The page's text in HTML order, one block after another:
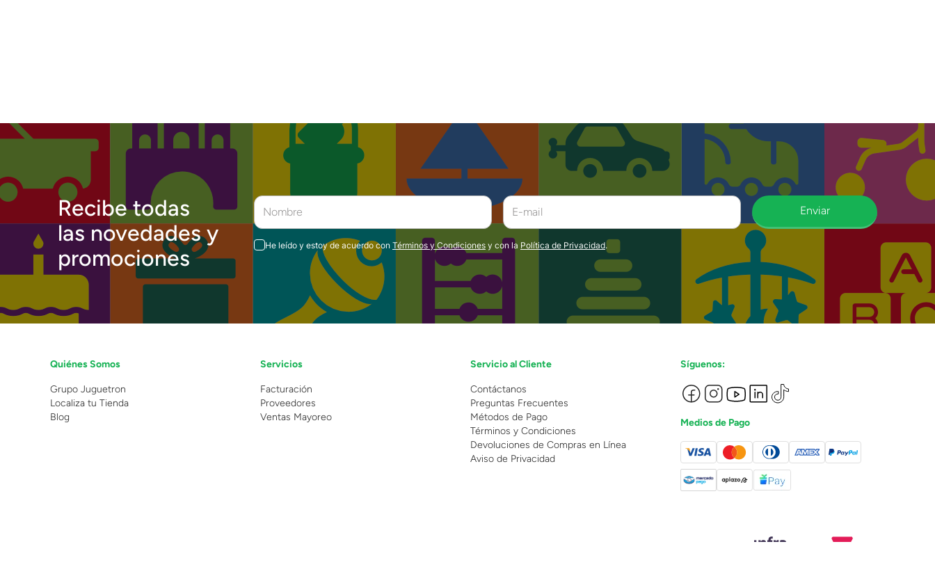
Recibe todas
las novedades y
promociones
Enviar
He leído y estoy de acuerdo con Términos y Condiciones y con la Política de Privacidad.
Quiénes Somos
Grupo Juguetron
Localiza tu Tienda
Blog
Servicios
Facturación
Proveedores
Ventas Mayoreo
Servicio al Cliente
Contáctanos
Preguntas Frecuentes
Métodos de Pago
Términos y Condiciones
Devoluciones de Compras en Línea
Aviso de Privacidad
Síguenos:
Medios de Pago